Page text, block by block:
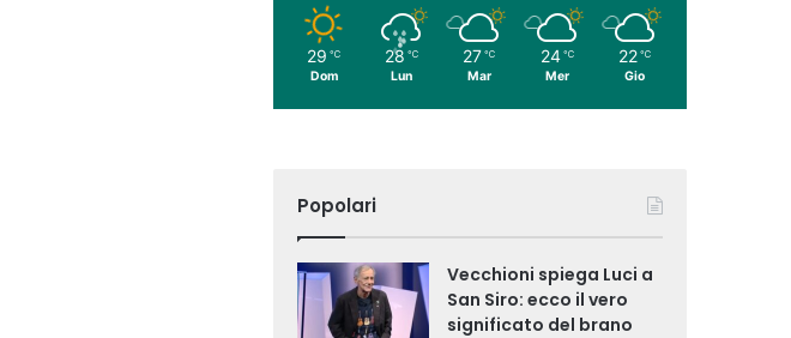
29 ℃
Dom
28 ℃
Lun
27 ℃
Mar
24 ℃
Mer
22 ℃
Gio
Popolari
Vecchioni spiega Luci a
San Siro: ecco il vero
significato del brano